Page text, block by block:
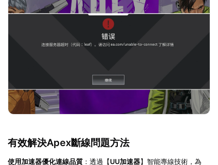
有效解決Apex斷線問題方法
使用加速器優化連線品質 ：透過【UU加速器】智能專線技術，為